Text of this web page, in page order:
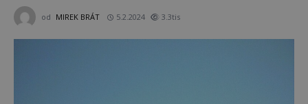
od MIREK BRÁT 5.2.2024 3.3tis